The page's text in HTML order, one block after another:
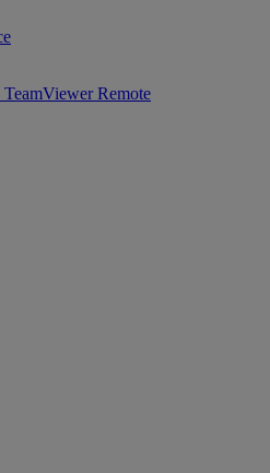
TeamViewer Remote